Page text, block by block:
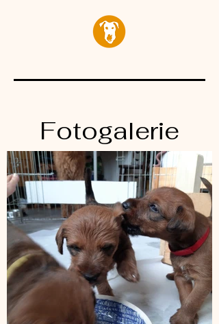
Fotogalerie